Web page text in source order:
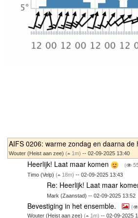
AIFS 0206: warme zondag en daarna de
Wouter (Heist aan zee) ( 1m) -- 02-09-2025 13:40
Heerlijk! Laat maar komen (
Timo (Velp)( 18m) -- 02-09-2025 13:43
Re: Heerlijk! Laat maar
Mark (Zaanstad) -- 02-09-2025 13:52
Bevestiging in het ensemble. (
Wouter (Heist aan zee)( 1m) -- 02-09-2025